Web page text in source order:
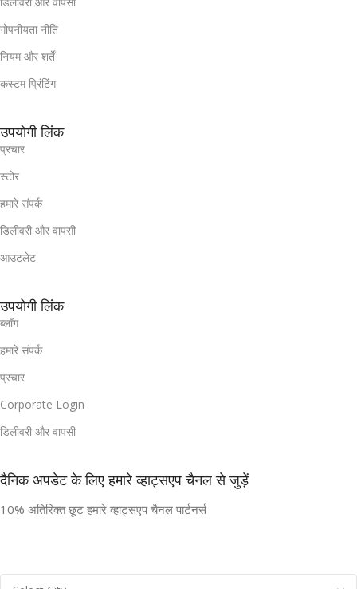
गोपनीयता नीति
नियम और शर्तें
कस्टम प्रिंटिंग
उपयोगी लिंक
प्रचार
स्टोर
हमारे संपर्क
डिलीवरी और वापसी
आउटलेट
उपयोगी लिंक
ब्लॉग
हमारे संपर्क
प्रचार
Corporate Login
डिलीवरी और वापसी
दैनिक अपडेट के लिए हमारे व्हाट्सएप चैनल से जुड़ें
10% अतिरिक्त छूट हमारे व्हाट्सएप चैनल पार्टनर्स